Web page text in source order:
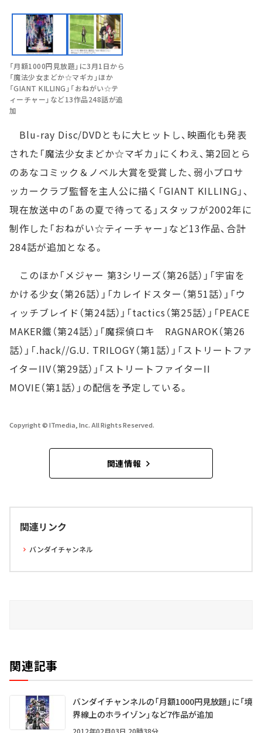
「月額1000円見放題」に3月1日から
「魔法少女まどか☆マギカ」ほか
「GIANT KILLING」「おねがい☆テ
ィーチャー」など13作品248話が追
加
Blu-ray Disc/DVDともに大ヒットし、映画化も発表
された「魔法少女まどか☆マギカ」にくわえ、第2回とら
のあなコミック＆ノベル大賞を受賞した、弱小プロサ
ッカークラブ監督を主人公に描く「GIANT KILLING」、
現在放送中の「あの夏で待ってる」スタッフが2002年に
制作した「おねがい☆ティーチャー」など13作品、合計
284話が追加となる。
このほか「メジャー 第3シリーズ（第26話）」「宇宙を
かける少女（第26話）」「カレイドスター（第51話）」「ウ
ィッチブレイド（第24話）」「tactics（第25話）」「PEACE
MAKER鐵（第24話）」「魔探偵ロキ RAGNAROK（第26
話）」「.hack//G.U. TRILOGY（第1話）」「ストリートファ
イターIIV（第29話）」「ストリートファイターII
MOVIE（第1話）」の配信を予定している。
Copyright © ITmedia, Inc. All Rights Reserved.
関連情報
関連リンク
バンダイチャンネル
関連記事
バンダイチャンネルの「月額1000円見放題」に「境
界線上のホライゾン」など7作品が追加